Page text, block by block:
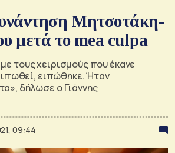
Μητσοτάκη-
μετά το mea culpa
τους χειρισμούς που έκανε
ειπώθηκε. Ήταν
δήλωσε ο Γιάννης
09:44